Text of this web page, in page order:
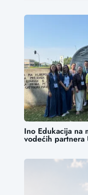
Ino Edukacija na
vodećih partnera